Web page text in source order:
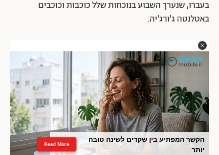
בעברו, שנערך השבוע בנוכחות שלל כוכבות וכוכבים
באטלנטה ג'ורג'יה.
הקשר המפתיע בין שקדים לשינה טובה
יותר
Read More